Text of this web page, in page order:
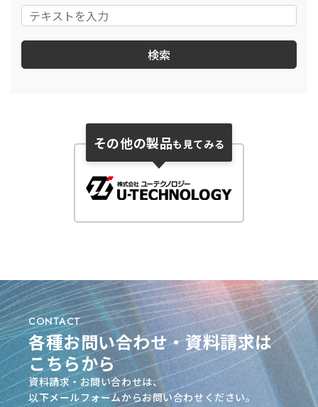
その他の製品も見てみる
CONTACT
各種お問い合わせ・資料請求は
こちらから
資料請求・お問い合わせは、
以下メールフォームからお問い合わせください。